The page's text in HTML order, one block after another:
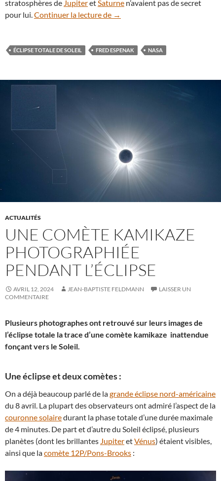
stratosphères de Jupiteret Saturne n’avaient pas de secret
pour lui. Continuer la lecture de Décès de Fred Espenak,
→
ÉCLIPSE TOTALE DE SOLEIL FRED ESPENAK NASA
ACTUALITÉS
UNE COMÈTE KAMIKAZE
PHOTOGRAPHIÉE
PENDANT L’ÉCLIPSE
AVRIL 12, 2024 JEAN-BAPTISTE FELDMANN
LAISSER UN
COMMENTAIRE
Plusieurs photographes ont retrouvé sur leurs images de
l’éclipse totale la trace d’une comète kamikaze inattendue
fonçant vers le Soleil.
Une éclipse et deux comètes :
On a déjà beaucoup parlé de lagrande éclipse nord-américaine
du 8 avril. La plupart des observateurs ont admiré l’aspect de la
couronne solairedurant la phase totale d’une durée maximale
de 4 minutes. De part et d’autre du Soleil éclipsé, plusieurs
planètes (dont les brillantes JupiteretVénus) étaient visibles,
ainsi que lacomète 12P/Pons-Brooks :